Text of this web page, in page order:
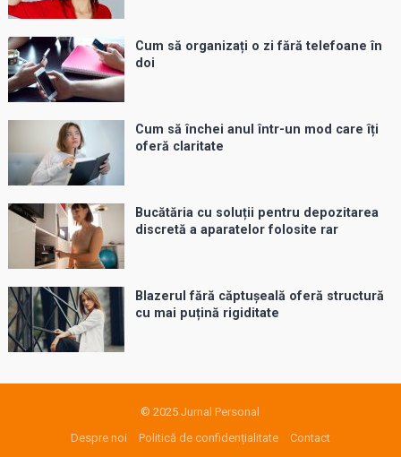
Cum să organizați o zi fără telefoane în
doi
Cum să închei anul într-un mod care îți
oferă claritate
Bucătăria cu soluții pentru depozitarea
discretă a aparatelor folosite rar
Blazerul fără căptușeală oferă structură
cu mai puțină rigiditate
© 2025Jurnal Personal
Despre noi
Politică de confidențialitate Contact